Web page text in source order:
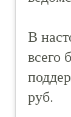
В
всего
руб.